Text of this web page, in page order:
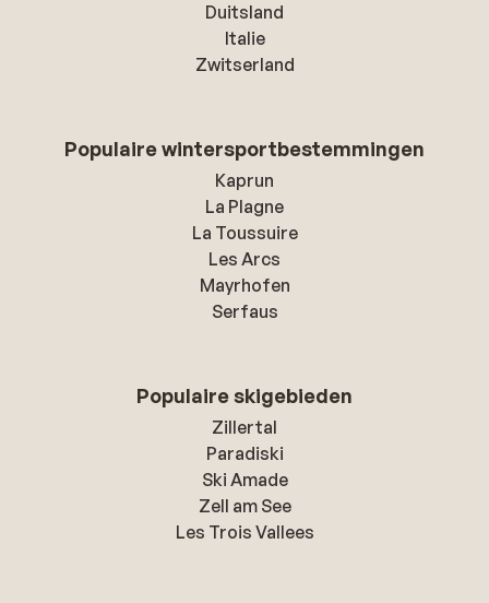
Duitsland
Italie
Zwitserland
Populaire wintersportbestemmingen
Kaprun
La Plagne
La Toussuire
Les Arcs
Mayrhofen
Serfaus
Populaire skigebieden
Zillertal
Paradiski
Ski Amade
Zell am See
Les Trois Vallees